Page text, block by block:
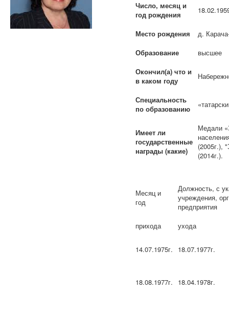
Число, месяц и
год рождения
Место рождения
д.
Образование
высшее
Окончил(а) что и
в каком году
Специальность
по образованию
Имеет ли
государственные
награды (какие)
Медали
(2005г.),
(2014г.).
Месяц и
год
Должность, с
учреждения,
предприятия
прихода
ухода
14.07.1975г. 18.07.1977г.
18.08.1977г. 18.04.1978г.